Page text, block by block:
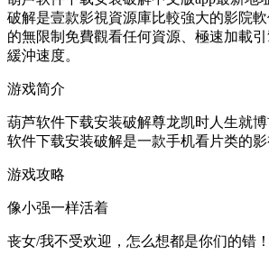
破解是壹款影視資源庫比較強大的影院
的無限制免費觀看任何資源、極速加載
緩沖速度。
游戏简介
葫芦软件下载安装破解尊龙凯时人生就
软件下载安装破解是一款手机看片类的影
游戏攻略
像小强一样活着
丧女/我不受欢迎，怎么想都是你们的错！